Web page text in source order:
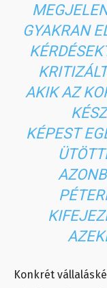
GYAKRAN
AKIK AZ
KÉPEST
Konkrét